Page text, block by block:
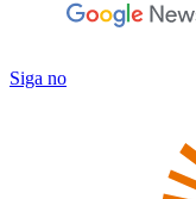
Siga no